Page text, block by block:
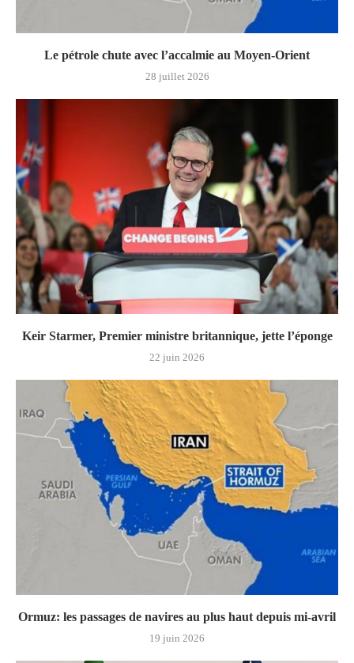
Le pétrole chute avec l’accalmie au Moyen-Orient
28 juillet 2026
Keir Starmer, Premier ministre britannique, jette l’éponge
22 juin 2026
Ormuz: les passages de navires au plus haut depuis mi-avril
19 juin 2026